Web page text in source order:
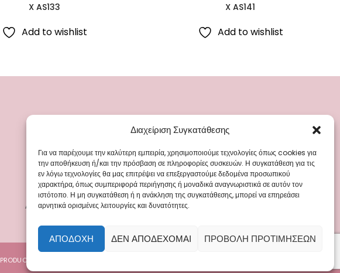
Διαχείριση Συγκατάθεσης
Για να παρέχουμε την καλύτερη εμπειρία, χρησιμοποιούμε τεχνολογίες όπως cookies για
την αποθήκευση ή/και την πρόσβαση σε πληροφορίες συσκευών. Η συγκατάθεση για τις
εν λόγω τεχνολογίες θα μας επιτρέψει να επεξεργαστούμε δεδομένα προσωπικού
χαρακτήρα, όπως συμπεριφορά περιήγησης ή μοναδικά αναγνωριστικά σε αυτόν τον
ιστότοπο. Η μη συγκατάθεση ή η ανάκληση της συγκατάθεσης, μπορεί να επηρεάσει
αρνητικά ορισμένες λειτουργίες και δυνατότητες.
ΑΠΟΔΟΧΉ ΔΕΝ ΑΠΟΔΈΧΟΜΑΙ ΠΡΟΒΟΛΉ ΠΡΟΤΙΜΉΣΕΩΝ
X AS133
Add to wishlist
X AS141
Add to wishlist
Νυφικά
Αξεσουάρ Γάμου
Βαπτιστικά Ρούχα
Αξεσουάρ Βάπτισης
ΜΕΝΟΥ
Blog
Επικοινωνία
PRODUCT DIGITAL